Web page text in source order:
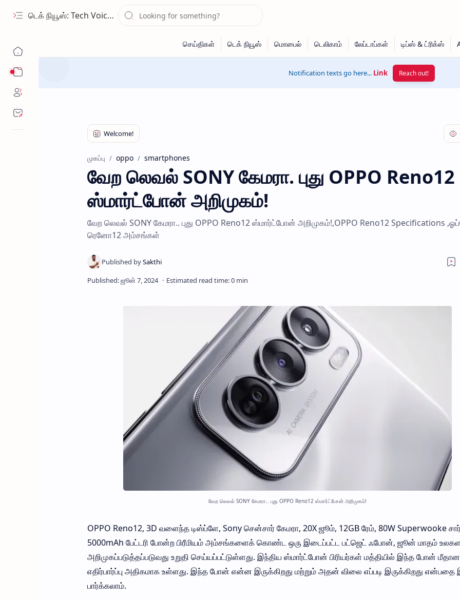
டெக் நியூஸ்: Tech Voice Tamil - தமிழ் டெக் & 2026 AI செய்திகள்.
Notification texts go here... Link Reach out!
முகப்பு oppo smartphones
வேற லெவல் SONY கேமரா. புது OPPO Reno12
ஸ்மார்ட்போன் அறிமுகம்!
வேற லெவல் SONY கேமரா.. புது OPPO Reno12 ஸ்மார்ட்போன் அறிமுகம்!,OPPO Reno12 Specifications
ரெனோ12 அம்சங்கள்
வேற லெவல் SONY கேமரா.. புது OPPO Reno12 ஸ்மார்ட்போன் அறிமுகம்!
OPPO Reno12, 3D வளைந்த டிஸ்ப்ளே, Sony சென்சார் கேமரா, 20X ஜூம், 12GB ரேம், 80W Superwooke
5000mAh பேட்டரி போன்ற பிரீமியம் அம்சங்களைக் கொண்ட ஒரு இடைப்பட்ட பட்ஜெட் ஃபோன், ஜூன் மாதம்
அறிமுகப்படுத்தப்படுவது உறுதி செய்யப்பட்டுள்ளது. இந்திய ஸ்மார்ட்போன் பிரியர்கள் மத்தியில் இந்த போன் மீதான
எதிர்பார்ப்பு அதிகமாக உள்ளது. இந்த போன் என்ன இருக்கிறது மற்றும் அதன் விலை எப்படி இருக்கிறது
பார்க்கலாம்.